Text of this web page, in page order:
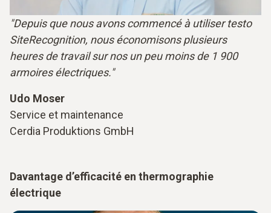
"Depuis que nous avons commencé à utiliser testo
SiteRecognition, nous économisons plusieurs
heures de travail sur nos un peu moins de 1 900
armoires électriques."
Udo Moser
Service et maintenance
Cerdia Produktions GmbH
Davantage d’efficacité en thermographie
électrique